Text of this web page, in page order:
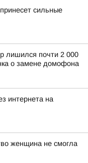
сильные
лишился почти 2 000
о замене домофона
интернета на
женщина не смогла